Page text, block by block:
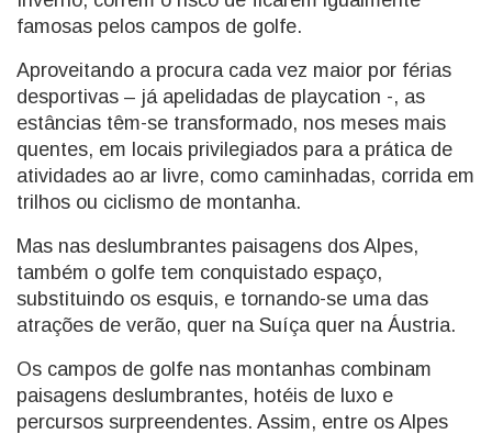
famosas pelos campos de golfe.
Aproveitando a procura cada vez maior por férias
desportivas – já apelidadas de playcation -, as
estâncias têm-se transformado, nos meses mais
quentes, em locais privilegiados para a prática de
atividades ao ar livre, como caminhadas, corrida em
trilhos ou ciclismo de montanha.
Mas nas deslumbrantes paisagens dos Alpes,
também o golfe tem conquistado espaço,
substituindo os esquis, e tornando-se uma das
atrações de verão, quer na Suíça quer na Áustria.
Os campos de golfe nas montanhas combinam
paisagens deslumbrantes, hotéis de luxo e
percursos surpreendentes. Assim, entre os Alpes